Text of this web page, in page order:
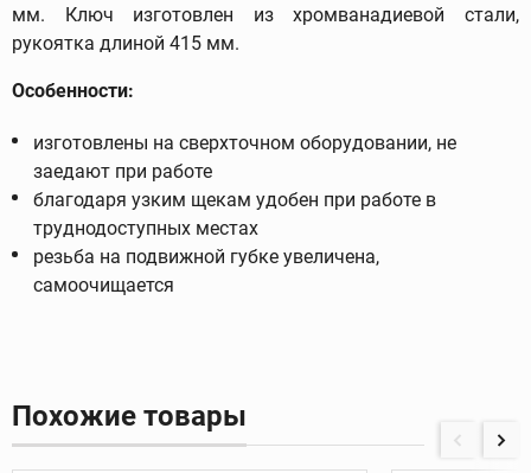
мм. Ключ изготовлен из хромванадиевой стали,
рукоятка длиной 415 мм.
Особенности:
изготовлены на сверхточном оборудовании, не
заедают при работе
благодаря узким щекам удобен при работе в
труднодоступных местах
резьба на подвижной губке увеличена,
самоочищается
Похожие товары